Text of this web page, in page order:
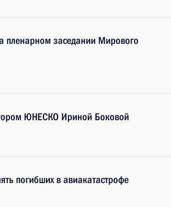
пленарном заседании Мирового
ЮНЕСКО Ириной Боковой
погибших в авиакатастрофе